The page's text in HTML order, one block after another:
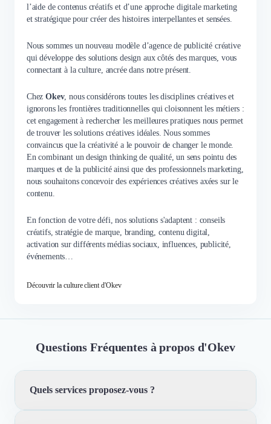
l’aide de contenus créatifs et d’une approche digitale marketing
et stratégique pour créer des histoires interpellantes et sensées.
Nous sommes un nouveau modèle d’agence de publicité créative
qui développe des solutions design aux côtés des marques, vous
connectant à la culture, ancrée dans notre présent.
ChezOkev, nous considérons toutes les disciplines créatives et
ignorons les frontières traditionnelles qui cloisonnent les métiers :
cet engagement à rechercher les meilleures pratiques nous permet
de trouver les solutions créatives idéales. Nous sommes
convaincus que la créativité a le pouvoir de changer le monde.
En combinant un design thinking de qualité, un sens pointu des
marques et de la publicité ainsi que des professionnels marketing,
nous souhaitons concevoir des expériences créatives axées sur le
contenu.
En fonction de votre défi, nos solutions s'adaptent : conseils
créatifs, stratégie de marque, branding, contenu digital,
activation sur différents médias sociaux, influences, publicité,
événements…
Découvrir la culture client d'Okev
Questions Fréquentes à propos d'Okev
Quels services proposez-vous ?